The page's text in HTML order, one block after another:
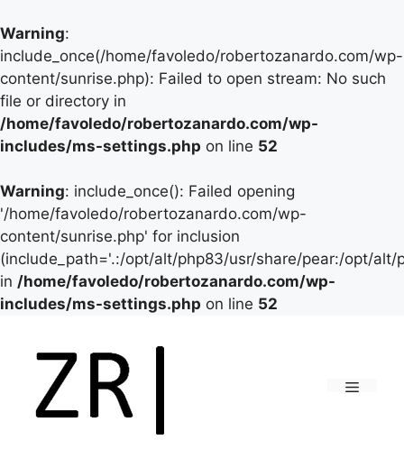
Warning:
include_once(/home/favoledo/robertozanardo.com/wp-
content/sunrise.php): Failed to open stream: No such
file or directory in
/home/favoledo/robertozanardo.com/wp-
includes/ms-settings.php on line 52
Warning: include_once(): Failed opening
'/home/favoledo/robertozanardo.com/wp-
content/sunrise.php' for inclusion
(include_path='.:/opt/alt/php83/usr/share/pear:/opt/
in /home/favoledo/robertozanardo.com/wp-
includes/ms-settings.php on line 52
contenuto